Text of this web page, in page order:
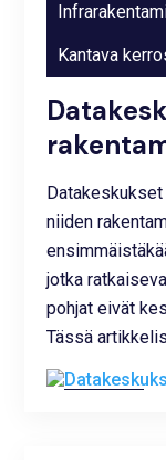
Kantava
niiden
jotka
pohjat eivät
Tässä